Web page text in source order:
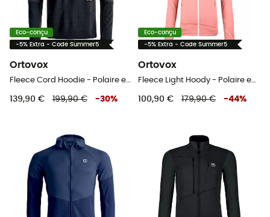
Eco-conçu
-5% Extra - Code Summer5
Ortovox
Fleece Cord Hoodie - Polaire en laine mérinos homme
139,90 € 199,90 € -30%
Eco-conçu
-5% Extra - Code Summer5
Ortovox
Fleece Light Hoody - Polaire en laine mérinos femme
100,90 € 179,90 € -44%